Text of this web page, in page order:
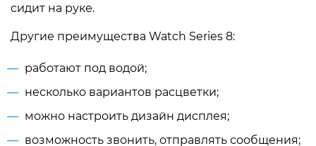
сидит на руке.
Другие преимущества Watch Series 8:
работают под водой;
несколько вариантов расцветки;
можно настроить дизайн дисплея;
возможность звонить, отправлять сообщения;